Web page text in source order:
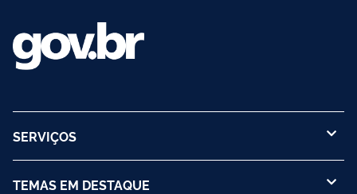
SERVIÇOS
TEMAS EM DESTAQUE